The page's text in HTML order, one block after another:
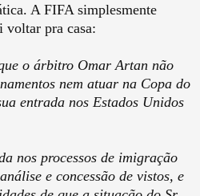
A FIFA simplesmente
pra casa:
o árbitro Omar Artan não
nem atuar na Copa do
entrada nos Estados Unidos
nos processos de imigração
e concessão de vistos, e